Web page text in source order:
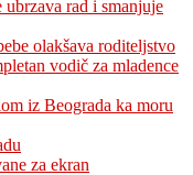
rad i smanjuje
olakšava roditeljstvo
vodič za mladence
iz Beograda ka moru
za ekran